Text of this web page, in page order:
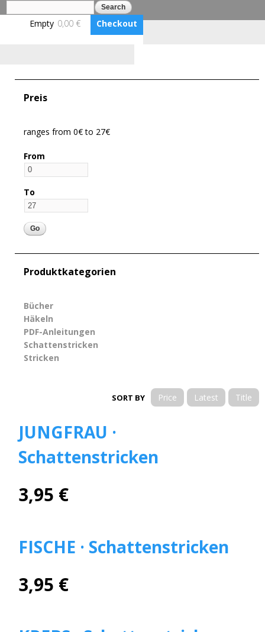
Skip to
main
Search form
Empty 0,00 € Checkout
BLUMENBUNT VERLAG
Preis
ranges from 0€ to 27€
From
To
Produktkategorien
Bücher
Häkeln
PDF-Anleitungen
Schattenstricken
Stricken
SORT BY Price Latest Title
JUNGFRAU ·
Schattenstricken
3,95 €
FISCHE · Schattenstricken
3,95 €